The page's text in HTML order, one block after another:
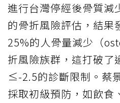
進行台灣停經後骨質減
的骨折風險評估，結果
25%的人骨量減少（
折風險族群，這打破了
≤-2.5的診斷限制。蔡
採取初級預防，如飲食